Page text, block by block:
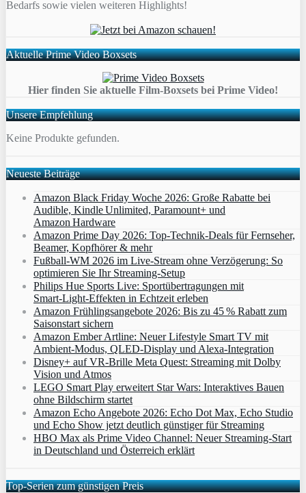
Bedarfs sowie vielen weiteren Highlights!
Aktuelle Prime Video Boxsets
Hier finden Sie aktuelle Film-Boxsets bei Prime Video!
Unsere Empfehlung
Keine Produkte gefunden.
Neueste Beiträge
Amazon Black Friday Woche 2026: Große Rabatte bei
Audible, Kindle Unlimited, Paramount+ und
Amazon Hardware
Amazon Prime Day 2026: Top-Technik-Deals für Fernseher,
Beamer, Kopfhörer & mehr
Fußball-WM 2026 im Live-Stream ohne Verzögerung: So
optimieren Sie Ihr Streaming-Setup
Philips Hue Sports Live: Sportübertragungen mit
Smart‑Light‑Effekten in Echtzeit erleben
Amazon Frühlingsangebote 2026: Bis zu 45 % Rabatt zum
Saisonstart sichern
Amazon Ember Artline: Neuer Lifestyle Smart TV mit
Ambient‑Modus, QLED‑Display und Alexa‑Integration
Disney+ auf VR-Brille Meta Quest: Streaming mit Dolby
Vision und Atmos
LEGO Smart Play erweitert Star Wars: Interaktives Bauen
ohne Bildschirm startet
Amazon Echo Angebote 2026: Echo Dot Max, Echo Studio
und Echo Show jetzt deutlich günstiger für Streaming
HBO Max als Prime Video Channel: Neuer Streaming‑Start
in Deutschland und Österreich erklärt
Top-Serien zum günstigen Preis